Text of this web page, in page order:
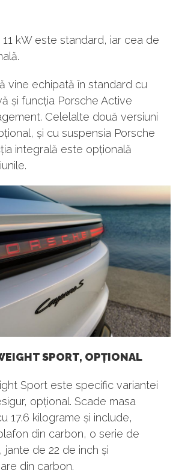
kW este standard, iar cea de
vine echipată în standard cu
și funcția Porsche Active
Celelalte două versiuni
și cu suspensia Porsche
integrală este opțională
SPORT, OPȚIONAL
Sport este specific variantei
opțional. Scade masa
17.6 kilograme și include,
din carbon, o serie de
jante de 22 de inch și
din carbon.